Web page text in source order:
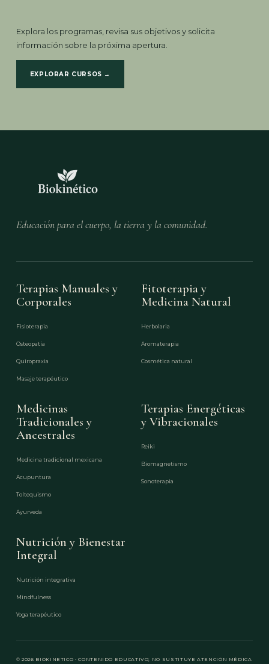
Explora los programas, revisa sus objetivos y solicita
información sobre la próxima apertura.
EXPLORAR CURSOS →
Educación para el cuerpo, la tierra y la comunidad.
Terapias Manuales y
Corporales
Fisioterapia
Osteopatía
Quiropraxia
Masaje terapéutico
Fitoterapia y
Medicina Natural
Herbolaria
Aromaterapia
Cosmética natural
Medicinas
Tradicionales y
Ancestrales
Medicina tradicional mexicana
Acupuntura
Toltequismo
Ayurveda
Terapias Energéticas
y Vibracionales
Reiki
Biomagnetismo
Sonoterapia
Nutrición y Bienestar
Integral
Nutrición integrativa
Mindfulness
Yoga terapéutico
© 2026 BIOKINETICO · CONTENIDO EDUCATIVO; NO SUSTITUYE ATENCIÓN MÉDICA